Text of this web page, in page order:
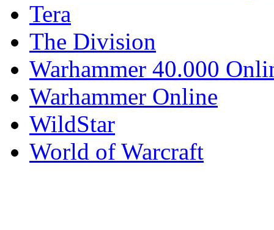
Tera
The Division
Warhammer 40.000
Warhammer Online
WildStar
World of Warcraft